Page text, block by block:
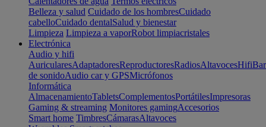
Belleza y salud Cuidado de los hombresCuidado
cabelloCuidado dentalSalud y bienestar
Limpieza Limpieza a vaporRobot limpiacristales
Electrónica
Audio y hifi
AuricularesAdaptadoresReproductoresRadiosAltavocesHifi
de sonidoAudio car y GPSMicrófonos
Informática
AlmacenamientoTabletsComplementosPortátilesImpresoras
Gaming & streaming Monitores gamingAccesorios
Smart home TimbresCámarasAltavoces